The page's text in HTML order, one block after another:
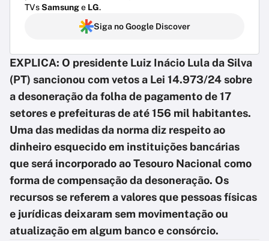
TVsSamsunge LG.
Siga no Google Discover
EXPLICA: O presidente Luiz Inácio Lula da Silva
(PT) sancionou com vetos a Lei 14.973/24 sobre
a desoneração da folha de pagamento de 17
setores e prefeituras de até 156 mil habitantes.
Uma das medidas da norma diz respeito ao
dinheiro esquecido em instituições bancárias
que será incorporado ao Tesouro Nacional como
forma de compensação da desoneração. Os
recursos se referem a valores que pessoas físicas
e jurídicas deixaram sem movimentação ou
atualização em algum banco e consórcio.